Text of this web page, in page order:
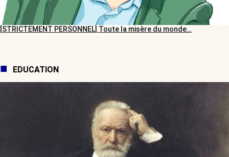
[STRICTEMENT PERSONNEL] Toute la misère du monde…
EDUCATION